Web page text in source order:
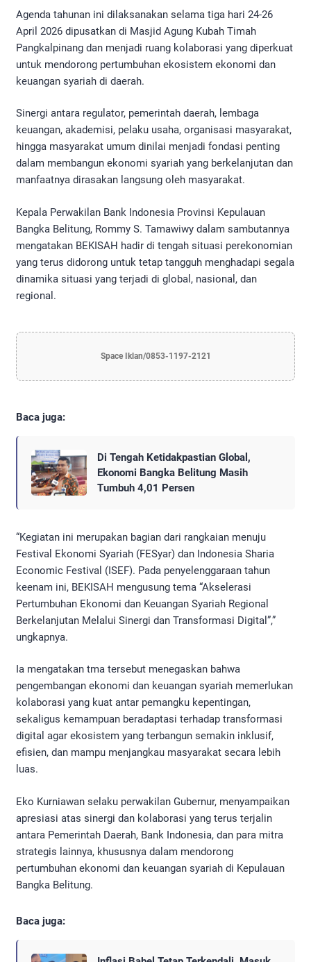
Agenda tahunan ini dilaksanakan selama tiga hari 24-26
April 2026 dipusatkan di Masjid Agung Kubah Timah
Pangkalpinang dan menjadi ruang kolaborasi yang diperkuat
untuk mendorong pertumbuhan ekosistem ekonomi dan
keuangan syariah di daerah.
Sinergi antara regulator, pemerintah daerah, lembaga
keuangan, akademisi, pelaku usaha, organisasi masyarakat,
hingga masyarakat umum dinilai menjadi fondasi penting
dalam membangun ekonomi syariah yang berkelanjutan dan
manfaatnya dirasakan langsung oleh masyarakat.
Kepala Perwakilan Bank Indonesia Provinsi Kepulauan
Bangka Belitung, Rommy S. Tamawiwy dalam sambutannya
mengatakan BEKISAH hadir di tengah situasi perekonomian
yang terus didorong untuk tetap tangguh menghadapi segala
dinamika situasi yang terjadi di global, nasional, dan
regional.
Space Iklan/0853-1197-2121
Baca juga:
Di Tengah Ketidakpastian Global,
Ekonomi Bangka Belitung Masih
Tumbuh 4,01 Persen
“Kegiatan ini merupakan bagian dari rangkaian menuju
Festival Ekonomi Syariah (FESyar) dan Indonesia Sharia
Economic Festival (ISEF). Pada penyelenggaraan tahun
keenam ini, BEKISAH mengusung tema “Akselerasi
Pertumbuhan Ekonomi dan Keuangan Syariah Regional
Berkelanjutan Melalui Sinergi dan Transformasi Digital”,”
ungkapnya.
Ia mengatakan tma tersebut menegaskan bahwa
pengembangan ekonomi dan keuangan syariah memerlukan
kolaborasi yang kuat antar pemangku kepentingan,
sekaligus kemampuan beradaptasi terhadap transformasi
digital agar ekosistem yang terbangun semakin inklusif,
efisien, dan mampu menjangkau masyarakat secara lebih
luas.
Eko Kurniawan selaku perwakilan Gubernur, menyampaikan
apresiasi atas sinergi dan kolaborasi yang terus terjalin
antara Pemerintah Daerah, Bank Indonesia, dan para mitra
strategis lainnya, khususnya dalam mendorong
pertumbuhan ekonomi dan keuangan syariah di Kepulauan
Bangka Belitung.
Baca juga: